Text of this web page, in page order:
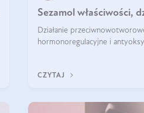
Sezamol właściwości,
Działanie
hormonoregulacyjne i
swojej diety — być może to
CZYTAJ